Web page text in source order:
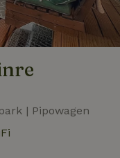
| Pipowagen